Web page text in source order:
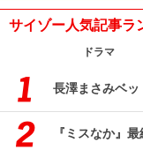
サイゾー人気記事ラ
ドラマ
長澤まさみベ
『ミスなか』